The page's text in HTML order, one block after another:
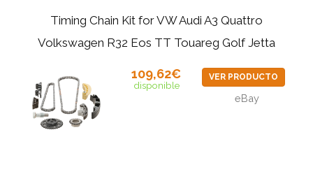
Timing Chain Kit for VW Audi A3 Quattro
Volkswagen R32 Eos TT Touareg Golf Jetta
109,62€
disponible
VER PRODUCTO
eBay